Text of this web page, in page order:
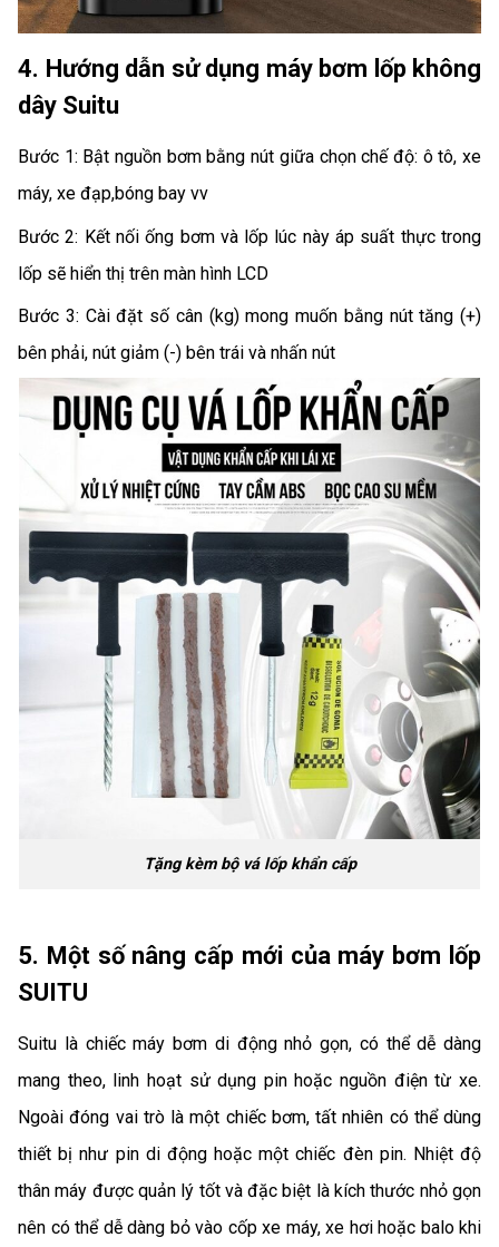
4. Hướng dẫn sử dụng máy bơm lốp không
dây Suitu
Bước 1: Bật nguồn bơm bằng nút giữa chọn chế độ: ô tô, xe
máy, xe đạp,bóng bay vv
Bước 2: Kết nối ống bơm và lốp lúc này áp suất thực trong
lốp sẽ hiển thị trên màn hình LCD
Bước 3: Cài đặt số cân (kg) mong muốn bằng nút tăng (+)
bên phải, nút giảm (-) bên trái và nhấn nút
Tặng kèm bộ vá lốp khẩn cấp
5. Một số nâng cấp mới của máy bơm lốp
SUITU
Suitu là chiếc máy bơm di động nhỏ gọn, có thể dễ dàng
mang theo, linh hoạt sử dụng pin hoặc nguồn điện từ xe.
Ngoài đóng vai trò là một chiếc bơm, tất nhiên có thể dùng
thiết bị như pin di động hoặc một chiếc đèn pin. Nhiệt độ
thân máy được quản lý tốt và đặc biệt là kích thước nhỏ gọn
nên có thể dễ dàng bỏ vào cốp xe máy, xe hơi hoặc balo khi